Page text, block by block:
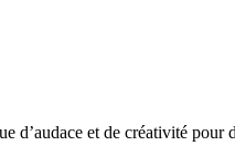
et de créativité pour